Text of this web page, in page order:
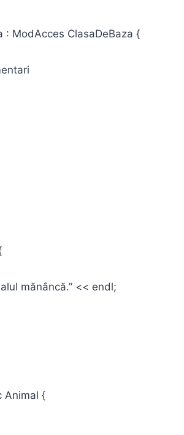
: ModAcces ClasaDeBaza {
mănâncă.” << endl;
Animal {